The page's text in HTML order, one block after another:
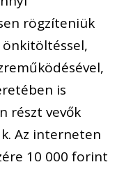
rögzíteniük
önkitöltéssel,
is
részt vevők
Az interneten
10 000 forint